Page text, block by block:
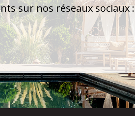
sur nos réseaux sociaux :